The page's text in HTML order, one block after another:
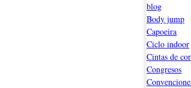
blog
Body jump
Capoeira
Ciclo indoor
Cintas de
Congresos